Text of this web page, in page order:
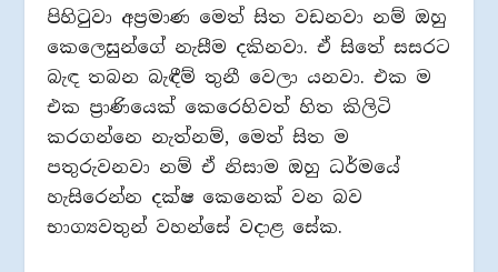
පිහිටුවා අප්‍රමාණ මෙත් සිත වඩනවා නම් ඔහු
කෙලෙසුන්ගේ නැසීම දකිනවා. ඒ සිතේ සසරට
බැඳ තබන බැඳීම් තුනී වෙලා යනවා. එක ම
එක ප්‍රාණියෙක් කෙරෙහිවත් හිත කිලිටි
කරගන්නෙ නැත්නම්, මෙත් සිත ම
පතුරුවනවා නම් ඒ නිසාම ඔහු ධර්මයේ
හැසිරෙන්න දක්ෂ කෙනෙක් වන බව
භාග්‍යවතුන් වහන්සේ වදාළ සේක.